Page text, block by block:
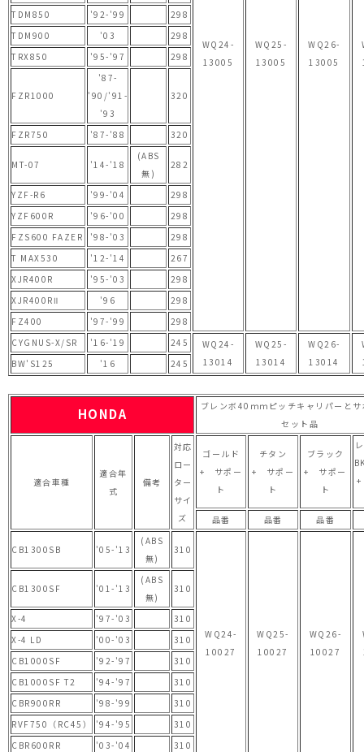
WQ24-
13005
WQ25-
13005
WQ26-
13005
TDM850
'92-'99
298
TDM900
'03
298
TRX850
'95-'97 298
FZR1000
'87-
'90/'91-
'93
320
FZR750 '87-'88 320
MT-07 '14-'18
(ABS
無)
282
YZF-R6 '99-'04
298
YZF600R
'96-'00
298
FZS600 FAZER
'98-'03
298
T MAX530
'12-'14
267
XJR400R
'95-'03
298
XJR400RⅡ
'96
298
FZ400
'97-'99
298
CYGNUS-X/SR
'16-'19 245
WQ24-
13014
WQ25-
13014
WQ26-
13014
BW'S125 '16 245
HONDA
ブレンボ40ｍｍピッチキャリパーと
セット品
適合車種
適合年
式
備考
対応
ロー
ター
サイ
ズ
ゴールド
+ サポー
ト
チタン
+ サポー
ト
ブラック
+ サポー
ト
品番 品番 品番
CB1300SB '05-'13
(ABS
無)
310
WQ24-
10027
WQ25-
10027
WQ26-
10027
CB1300SF '01-'13
(ABS
無)
310
X-4 '97-'03
310
X-4 LD
'00-'03
310
CB1000SF
'92-'97
310
CB1000SF T2
'94-'97
310
CBR900RR
'98-'99
310
RVF750（RC45）
'94-'95
310
CBR600RR
'03-'04 310